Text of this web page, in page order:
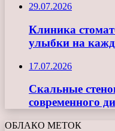
29.07.2026
Клиника
улыбки на
17.07.2026
Скальные
современного
ОБЛАКО МЕТОК